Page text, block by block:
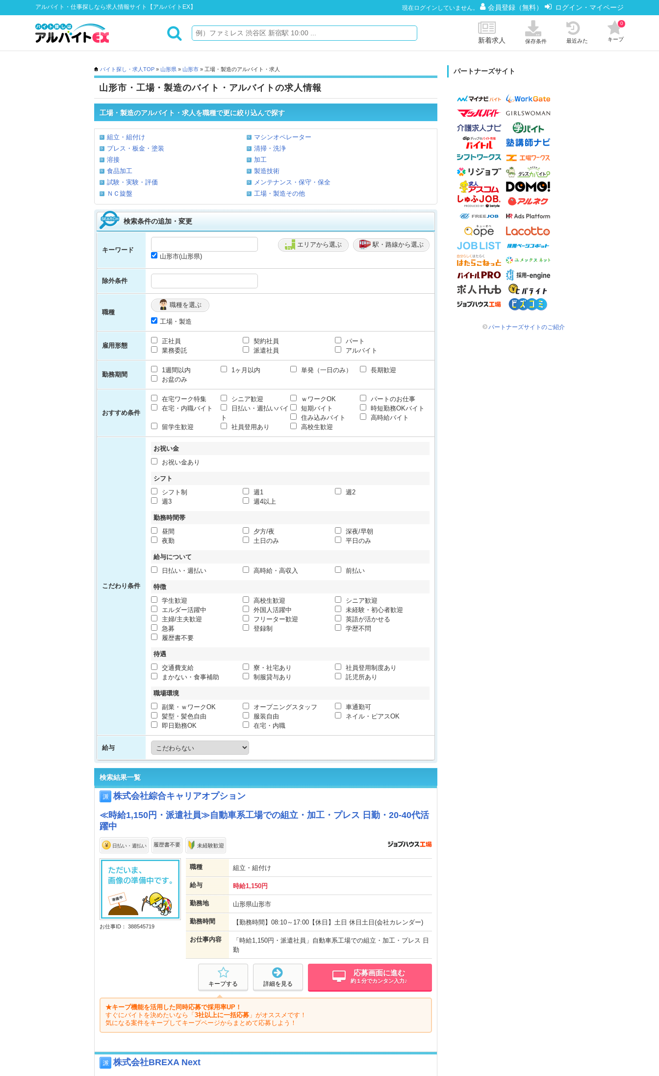
アルバイト・仕事探しなら求人情報サイト【アルバイトEX】 現在ログインしていません。 会員登録（無料） ログイン・マイページ
新着求人 保存条件 最近みた キープ
0
バイト探し・求人TOP » 山形県 » 山形市 » 工場・製造のアルバイト・求人
山形市・工場・製造のバイト・アルバイトの求人情報
工場・製造のアルバイト・求人を職種で更に絞り込んで探す
組立・組付け
マシンオペレーター
プレス・板金・塗装
清掃・洗浄
溶接
加工
食品加工
製造技術
試験・実験・評価
メンテナンス・保守・保全
ＮＣ旋盤
工場・製造その他
検索条件の追加・変更
キーワード
エリアから選ぶ
駅・路線から選ぶ
山形市(山形県)
除外条件
職種
職種を選ぶ
工場・製造
雇用形態
正社員 契約社員
パート
業務委託
派遣社員 アルバイト
勤務期間
1週間以内 1ヶ月以内 単発（一日のみ）
長期歓迎
お盆のみ
おすすめ条件
在宅ワーク特集 シニア歓迎 ｗワークOK
パートのお仕事
在宅・内職バイト
日払い・週払いバイ
ト
短期バイト
時短勤務OKバイト
住み込みバイト
高時給バイト
留学生歓迎
社員登用あり 高校生歓迎
こだわり条件
お祝い金
お祝い金あり
シフト
シフト制
週1
週2
週3
週4以上
勤務時間帯
昼間
夕方/夜
深夜/早朝
夜勤
土日のみ 平日のみ
給与について
日払い・週払い
高時給・高収入 前払い
特徴
学生歓迎
高校生歓迎
シニア歓迎
エルダー活躍中
外国人活躍中
未経験・初心者歓迎
主婦/主夫歓迎
フリーター歓迎
英語が活かせる
急募
登録制
学歴不問
履歴書不要
待遇
交通費支給
寮・社宅あり
社員登用制度あり
まかない・食事補助
制服貸与あり 託児所あり
職場環境
副業・ｗワークOK
オープニングスタッフ
車通勤可
髪型・髪色自由
服装自由
ネイル・ピアスOK
即日勤務OK
在宅・内職
給与
検索結果一覧
株式会社綜合キャリアオプション
≪時給1,150円・派遣社員≫自動車系工場での組立・加工・プレス 日勤・20-40代活
躍中
日払い・週払い 履歴書不要 未経験歓迎
お仕事ID： 388545719
職種 組立・組付け
給与 時給1,150円
勤務地 山形県山形市
勤務時間 【勤務時間】08:10～17:00【休日】土日 休日土日(会社カレンダー)
お仕事内容
「時給1,150円・派遣社員」自動車系工場での組立・加工・プレス 日
勤
応募画面に進む
約１分でカンタン入力♪
詳細を見る
キープする
★キープ機能を活用した同時応募で採用率UP！
すぐにバイトを決めたいなら「 3社以上に一括応募 」がオススメです！
気になる案件をキープしてキープページからまとめて応募しよう！
株式会社BREXA Next
パートナーズサイト
パートナーズサイトのご紹介